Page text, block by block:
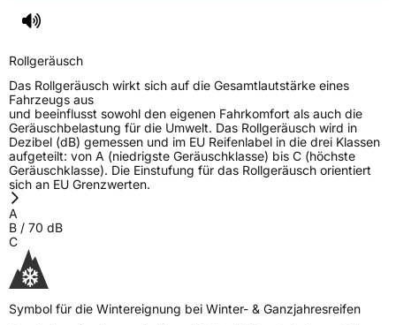
Fahrzeugklasse
3PMSF / Schneeflockensymbol / Alpine-Symbol
EPREL ID 494530
Allgemeine Produktsicherheit (GPSR)
HerstellerkontaktAKO International B.V., Weegschaalstraat 3
5632CW Eindhoven Niederlande,
Rollgeräusch
Das Rollgeräusch wirkt sich auf die Gesamtlautstärke eines
Fahrzeugs aus
und beeinflusst sowohl den eigenen Fahrkomfort als auch die
Geräuschbelastung für die Umwelt. Das Rollgeräusch wird in
Dezibel (dB) gemessen und im EU Reifenlabel in die drei Klassen
aufgeteilt: von A (niedrigste Geräuschklasse) bis C (höchste
Geräuschklasse). Die Einstufung für das Rollgeräusch orientiert
sich an EU Grenzwerten.
A
B / 70 dB
C
Symbol für die Wintereignung bei Winter- & Ganzjahresreifen